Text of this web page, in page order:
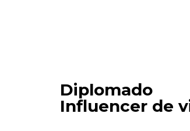
Diplomado
Influencer de